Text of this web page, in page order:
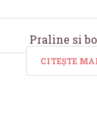
Praline si
CITEȘTE